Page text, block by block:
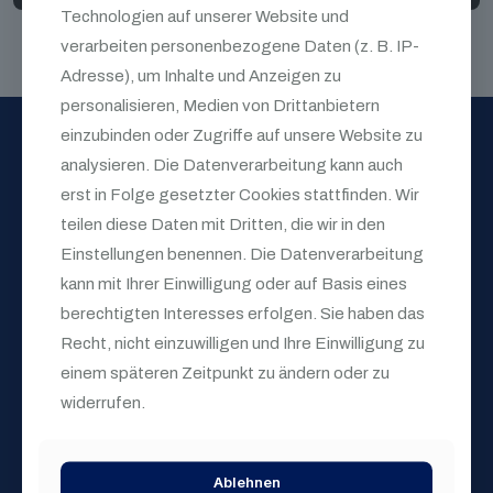
+ 491722709489
info@containerloewe.de
Bauschutt, Sperrmüll & Gartenabfälle entsorgen.
Köln.
Technologien auf unserer Website und
verarbeiten personenbezogene Daten (z. B. IP-
Adresse), um Inhalte und Anzeigen zu
personalisieren, Medien von Drittanbietern
einzubinden oder Zugriffe auf unsere Website zu
analysieren. Die Datenverarbeitung kann auch
erst in Folge gesetzter Cookies stattfinden. Wir
teilen diese Daten mit Dritten, die wir in den
Einstellungen benennen. Die Datenverarbeitung
kann mit Ihrer Einwilligung oder auf Basis eines
berechtigten Interesses erfolgen. Sie haben das
Recht, nicht einzuwilligen und Ihre Einwilligung zu
einem späteren Zeitpunkt zu ändern oder zu
widerrufen.
Ablehnen